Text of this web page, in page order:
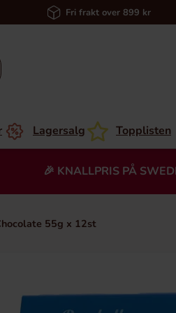
Fri frakt over 899 kr
Lagersalg Topplisten
🎉 KNALLPRIS PÅ
55g x 12st